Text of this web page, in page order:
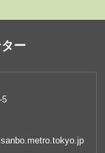
ー
5